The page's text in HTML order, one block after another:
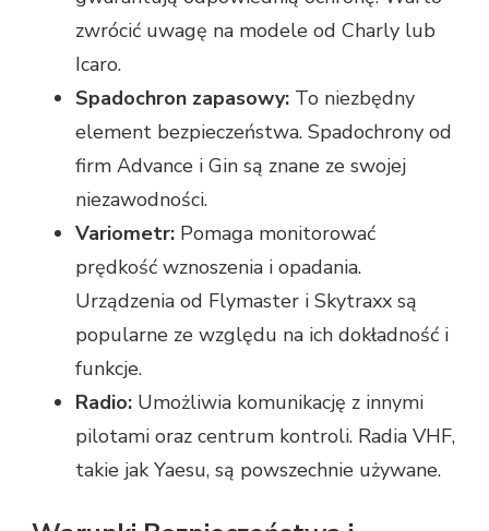
zwrócić uwagę na modele od Charly lub
Icaro.
Spadochron zapasowy: To niezbędny
element bezpieczeństwa. Spadochrony od
firm Advance i Gin są znane ze swojej
niezawodności.
Variometr: Pomaga monitorować
prędkość wznoszenia i opadania.
Urządzenia od Flymaster i Skytraxx są
popularne ze względu na ich dokładność i
funkcje.
Radio: Umożliwia komunikację z innymi
pilotami oraz centrum kontroli. Radia VHF,
takie jak Yaesu, są powszechnie używane.